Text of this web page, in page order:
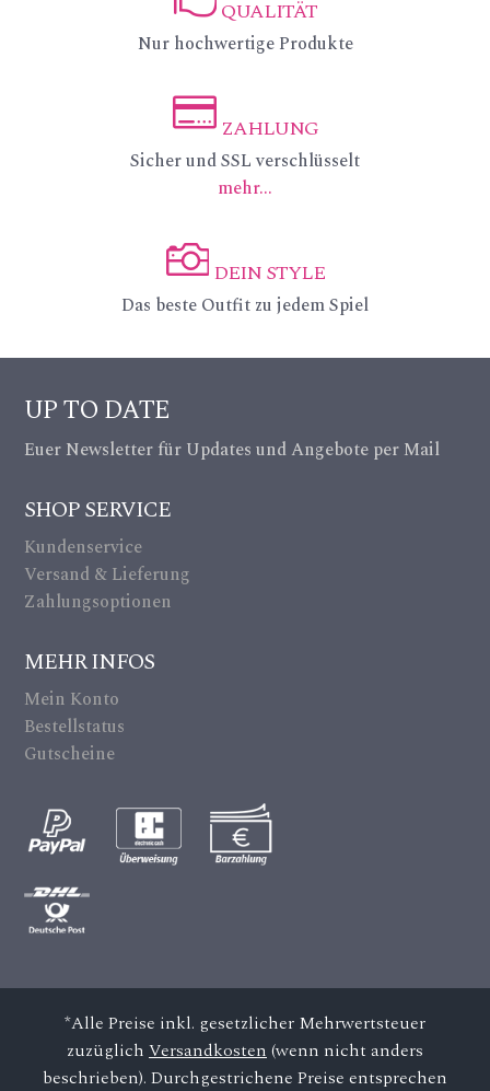
in
lt
ic
on
ic
on
_li
ke
on
QUALITÄT
Nur hochwertige Produkte
ic
_c
re
ic
ZAHLUNG
Sicher und SSL verschlüsselt
mehr...
ic
on
_c
a
a_
alt
DEIN STYLE
Das beste Outfit zu jedem Spiel
UP TO DATE
Euer Newsletter für Updates und Angebote per Mail
SHOP SERVICE
Kundenservice
Versand & Lieferung
Zahlungsoptionen
MEHR INFOS
Mein Konto
Bestellstatus
Gutscheine
*Alle Preise inkl. gesetzlicher Mehrwertsteuer
zuzüglich Versandkosten(wenn nicht anders
beschrieben). Durchgestrichene Preise entsprechen